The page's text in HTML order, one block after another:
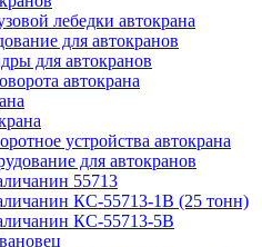
лебедки автокрана
для автокранов
для автокранов
автокрана
устройства автокрана
для автокранов
55713
КС-55713-1В (25 тонн)
КС-55713-5В